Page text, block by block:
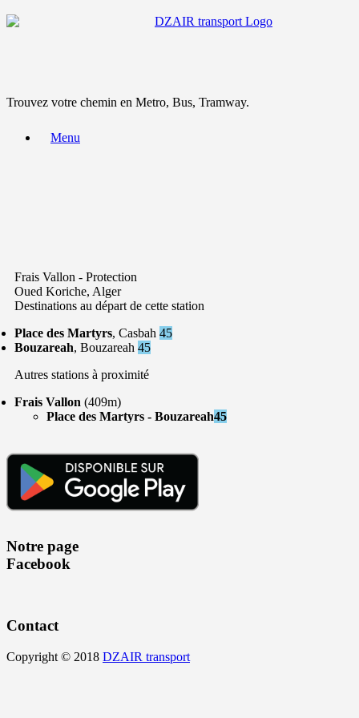
Trouvez votre chemin en Metro, Bus, Tramway.
Menu
Frais Vallon - Protection
Oued Koriche, Alger
Destinations au départ de cette station
Place des Martyrs, Casbah 45
Bouzareah, Bouzareah 45
Autres stations à proximité
Frais Vallon (409m)
Place des Martyrs - Bouzareah45
Notre page
Facebook
Contact
Copyright © 2018 DZAIR transport